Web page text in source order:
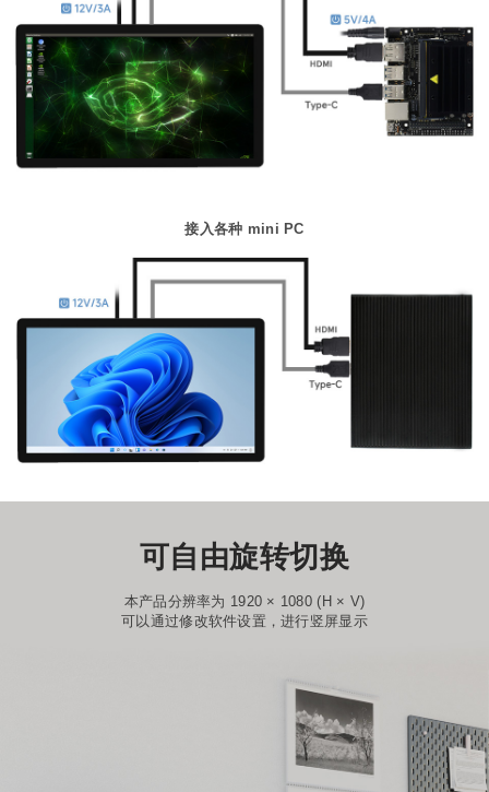
接入各种 mini PC
可自由旋转切换
本产品分辨率为 1920 × 1080 (H × V)
可以通过修改软件设置，进行竖屏显示